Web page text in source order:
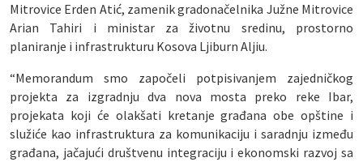
Mitrovice Erden Atić, zamenik gradonačelnika Južne Mitrovice
Arian Tahiri i ministar za životnu sredinu, prostorno
planiranje i infrastrukturu Kosova Ljiburn Aljiu.
“Memorandum smo započeli potpisivanjem zajedničkog
projekta za izgradnju dva nova mosta preko reke Ibar,
projekata koji će olakšati kretanje građana obe opštine i
služiće kao infrastruktura za komunikaciju i saradnju između
građana, jačajući društvenu integraciju i ekonomski razvoj sa